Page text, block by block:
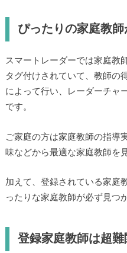
ぴったりの家庭教師
スマートレーダーでは家庭教
タグ付けされていて、教師の
によって行い、レーダーチャ
です。
ご家庭の方は家庭教師の指導
味などから最適な家庭教師を
加えて、登録されている家庭
ったりな家庭教師が必ず見つ
登録家庭教師は超難